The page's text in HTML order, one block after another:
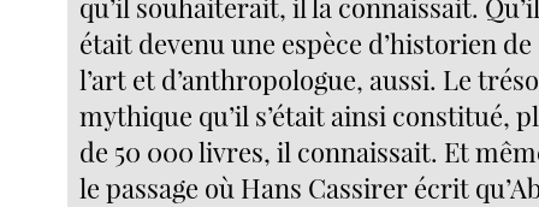
était devenu une espèce d’historien de
l’art et d’anthropologue, aussi. Le
mythique qu’il s’était ainsi constitué,
de 50 000 livres, il connaissait. Et
le passage où Hans Cassirer écrit